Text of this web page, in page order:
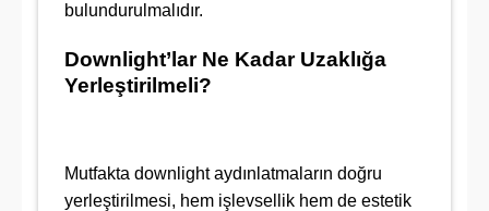
bulundurulmalıdır.
Downlight’lar Ne Kadar Uzaklığa
Yerleştirilmeli?
Mutfakta downlight aydınlatmaların doğru
yerleştirilmesi, hem işlevsellik hem de estetik